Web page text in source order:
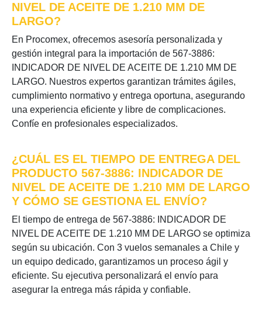
NIVEL DE ACEITE DE 1.210 MM DE
LARGO?
En Procomex, ofrecemos asesoría personalizada y
gestión integral para la importación de 567-3886:
INDICADOR DE NIVEL DE ACEITE DE 1.210 MM DE
LARGO. Nuestros expertos garantizan trámites ágiles,
cumplimiento normativo y entrega oportuna, asegurando
una experiencia eficiente y libre de complicaciones.
Confíe en profesionales especializados.
¿CUÁL ES EL TIEMPO DE ENTREGA DEL
PRODUCTO 567-3886: INDICADOR DE
NIVEL DE ACEITE DE 1.210 MM DE LARGO
Y CÓMO SE GESTIONA EL ENVÍO?
El tiempo de entrega de 567-3886: INDICADOR DE
NIVEL DE ACEITE DE 1.210 MM DE LARGO se optimiza
según su ubicación. Con 3 vuelos semanales a Chile y
un equipo dedicado, garantizamos un proceso ágil y
eficiente. Su ejecutiva personalizará el envío para
asegurar la entrega más rápida y confiable.